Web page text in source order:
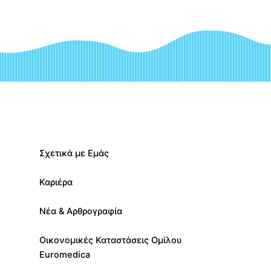
Σχετικά με Εμάς
Καριέρα
Νέα & Αρθρογραφία
Οικονομικές Καταστάσεις Ομίλου
Euromedica